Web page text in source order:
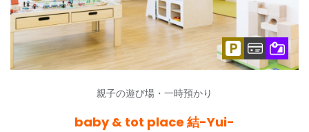
親子の遊び場・一時預かり
baby & tot place 結-Yui-